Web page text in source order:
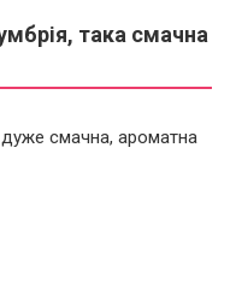
така смачна
смачна, ароматна